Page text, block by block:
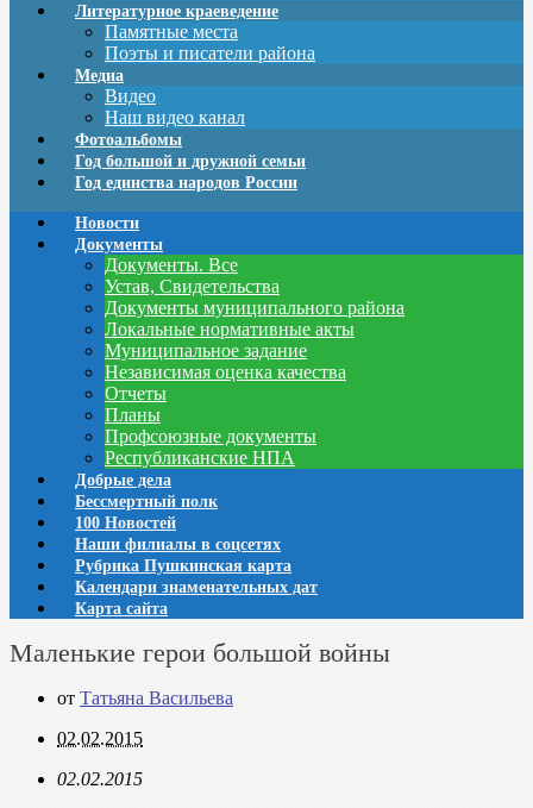
Литературное краеведение
Памятные места
Поэты и писатели района
Медиа
Видео
Наш видео канал
Фотоальбомы
Год большой и дружной семьи
Год единства народов России
Новости
Документы
Документы. Все
Устав, Свидетельства
Документы муниципального района
Локальные нормативные акты
Муниципальное задание
Независимая оценка качества
Отчеты
Планы
Профсоюзные документы
Республиканские НПА
Добрые дела
Бессмертный полк
100 Новостей
Наши филиалы в соцсетях
Рубрика Пушкинская карта
Календари знаменательных дат
Карта сайта
Маленькие герои большой войны
от Татьяна Васильева
02.02.2015
02.02.2015